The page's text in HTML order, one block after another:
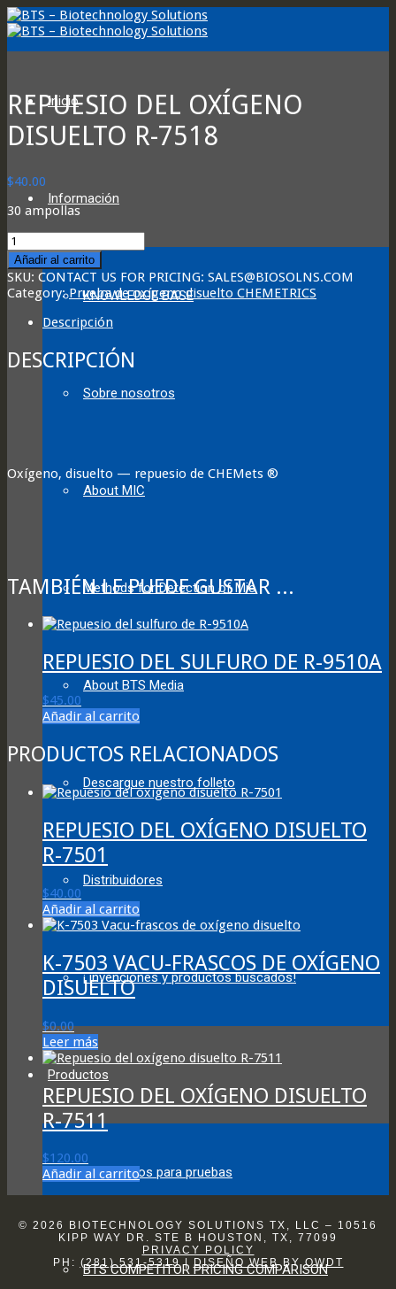
Inicio
Información
KNOWLEDGE BASE
Sobre nosotros
About MIC
Methods for Detection of Mic
About BTS Media
Descargue nuestro folleto
Distribuidores
¡ invenciones y productos buscados!
Productos
Suministros para pruebas
BTS COMPETITOR PRICING COMPARISON
REPUESIO DEL OXÍGENO
DISUELTO R-7518
$40.00
30 ampollas
R-
7518
DISSOLVED
OXYGEN
REFILL
quantity
Añadir al carrito
SKU: CONTACT US FOR PRICING: SALES@BIOSOLNS.COM
Category:Prueba de oxígeno disuelto CHEMETRICS
Descripción
DESCRIPCIÓN
Oxígeno, disuelto — repuesio de CHEMets ®
TAMBIÉN LE PUEDE GUSTAR ...
REPUESIO DEL SULFURO DE R-9510A
$45.00
Añadir al carrito
PRODUCTOS RELACIONADOS
REPUESIO DEL OXÍGENO DISUELTO
R-7501
$40.00
Añadir al carrito
K-7503 VACU-FRASCOS DE OXÍGENO
DISUELTO
$0.00
Leer más
REPUESIO DEL OXÍGENO DISUELTO
R-7511
$120.00
Añadir al carrito
© 2026 BIOTECHNOLOGY SOLUTIONS TX, LLC – 10516
KIPP WAY DR. STE B HOUSTON, TX, 77099
PRIVACY POLICY
PH: (281) 531-5319| DISEÑO WEBBYOWDT